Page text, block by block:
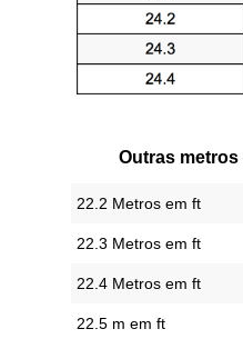
Outras
22.2 Metros em ft
22.3 Metros em ft
22.4 Metros em ft
22.5 m em ft